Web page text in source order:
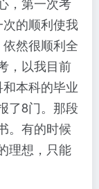
的顺利使我
然很顺利全
，以我目前
本科的毕业
了8门。那段
。有的时候
理想，只能